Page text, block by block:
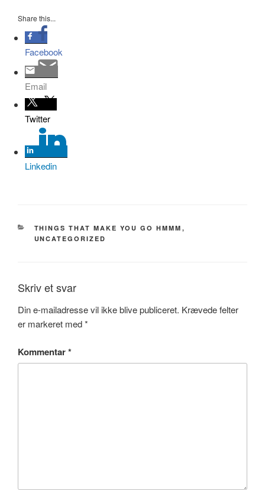
Share this...
Facebook
Email
Twitter
Linkedin
KATEGORIER
THINGS THAT MAKE YOU GO HMMM ,
UNCATEGORIZED
Skriv et svar
Din e-mailadresse vil ikke blive publiceret. Krævede felter
er markeret med*
Kommentar*